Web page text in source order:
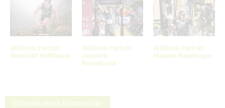
Athleten Porträt:
Benedikt Hoffmann
Athleten Porträt:
Janosch
Kowalczyk
Athleten Porträt:
Hannes Namberger
Schreibe einen Kommentar